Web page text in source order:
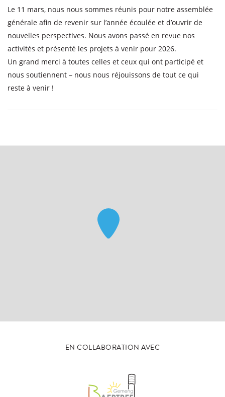
Le 11 mars, nous nous sommes réunis pour notre assemblée
générale afin de revenir sur l’année écoulée et d’ouvrir de
nouvelles perspectives. Nous avons passé en revue nos
activités et présenté les projets à venir pour 2026.
Un grand merci à toutes celles et ceux qui ont participé et
nous soutiennent – nous nous réjouissons de tout ce qui
reste à venir !
EN COLLABORATION AVEC